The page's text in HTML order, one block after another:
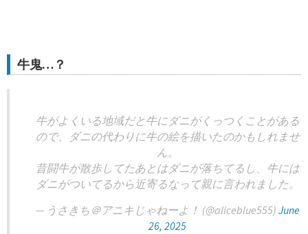
牛鬼…？
牛がよくいる地域だと牛にダニがくっつくことがある
ので、ダニの代わりに牛の絵を描いたのかもしれませ
ん。
昔闘牛が散歩してたあとはダニが落ちてるし、牛には
ダニがついてるから近寄るなって親に言われました。
— うさきち＠アニキじゃねーよ！ (@aliceblue555) June
26, 2025